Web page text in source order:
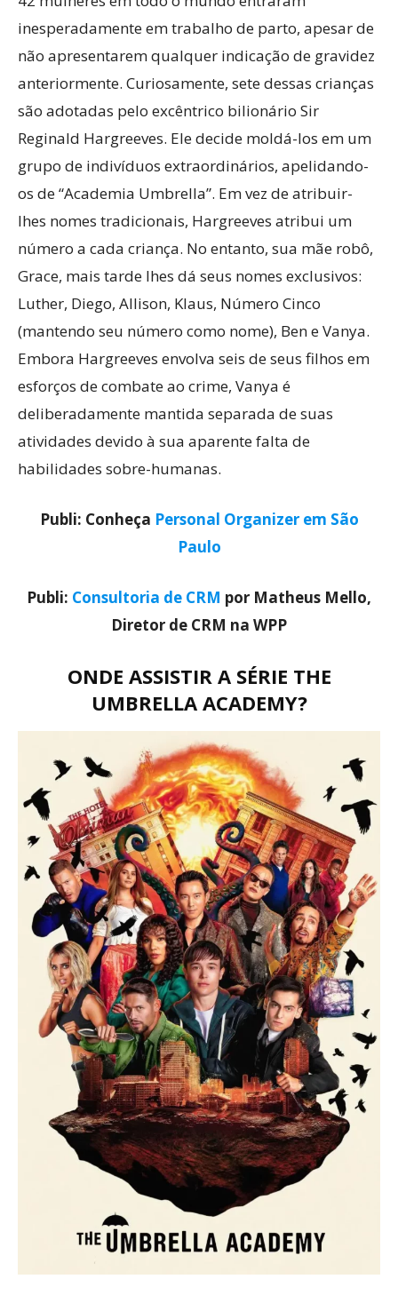
inesperadamente em trabalho de parto, apesar de
não apresentarem qualquer indicação de gravidez
anteriormente. Curiosamente, sete dessas crianças
são adotadas pelo excêntrico bilionário Sir
Reginald Hargreeves. Ele decide moldá-los em um
grupo de indivíduos extraordinários, apelidando-
os de “Academia Umbrella”. Em vez de atribuir-
lhes nomes tradicionais, Hargreeves atribui um
número a cada criança. No entanto, sua mãe robô,
Grace, mais tarde lhes dá seus nomes exclusivos:
Luther, Diego, Allison, Klaus, Número Cinco
(mantendo seu número como nome), Ben e Vanya.
Embora Hargreeves envolva seis de seus filhos em
esforços de combate ao crime, Vanya é
deliberadamente mantida separada de suas
atividades devido à sua aparente falta de
habilidades sobre-humanas.
Publi: Conheça Personal Organizer em São
Paulo
Publi: Consultoria de CRM por Matheus Mello,
Diretor de CRM na WPP
ONDE ASSISTIR A SÉRIE THE
UMBRELLA ACADEMY?